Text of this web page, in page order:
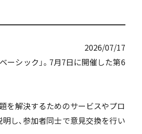
2026/07/17
ーシック」。7月7日に開催した第6
を解決するためのサービスやプロ
し、参加者同士で意見交換を行い